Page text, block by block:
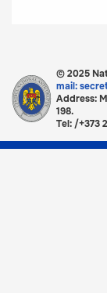
© 2025
mail:
Address:
198.
Tel: /+373